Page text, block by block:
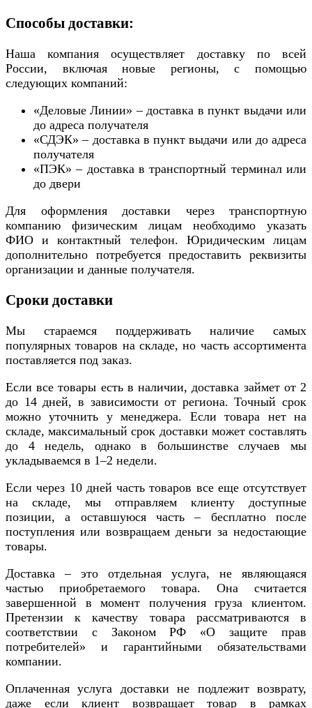
Способы доставки:
Наша компания осуществляет доставку по всей
России, включая новые регионы, с помощью
следующих компаний:
«Деловые Линии» – доставка в пункт выдачи или
до адреса получателя
«СДЭК» – доставка в пункт выдачи или до адреса
получателя
«ПЭК» – доставка в транспортный терминал или
до двери
Для оформления доставки через транспортную
компанию физическим лицам необходимо указать
ФИО и контактный телефон. Юридическим лицам
дополнительно потребуется предоставить реквизиты
организации и данные получателя.
Сроки доставки
Мы стараемся поддерживать наличие самых
популярных товаров на складе, но часть ассортимента
поставляется под заказ.
Если все товары есть в наличии, доставка займет от 2
до 14 дней, в зависимости от региона. Точный срок
можно уточнить у менеджера. Если товара нет на
складе, максимальный срок доставки может составлять
до 4 недель, однако в большинстве случаев мы
укладываемся в 1–2 недели.
Если через 10 дней часть товаров все еще отсутствует
на складе, мы отправляем клиенту доступные
позиции, а оставшуюся часть – бесплатно после
поступления или возвращаем деньги за недостающие
товары.
Доставка – это отдельная услуга, не являющаяся
частью приобретаемого товара. Она считается
завершенной в момент получения груза клиентом.
Претензии к качеству товара рассматриваются в
соответствии с Законом РФ «О защите прав
потребителей» и гарантийными обязательствами
компании.
Оплаченная услуга доставки не подлежит возврату,
даже если клиент возвращает товар в рамках